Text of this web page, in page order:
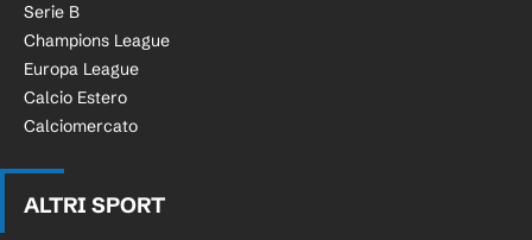
Serie B
Champions League
Europa League
Calcio Estero
Calciomercato
ALTRI SPORT